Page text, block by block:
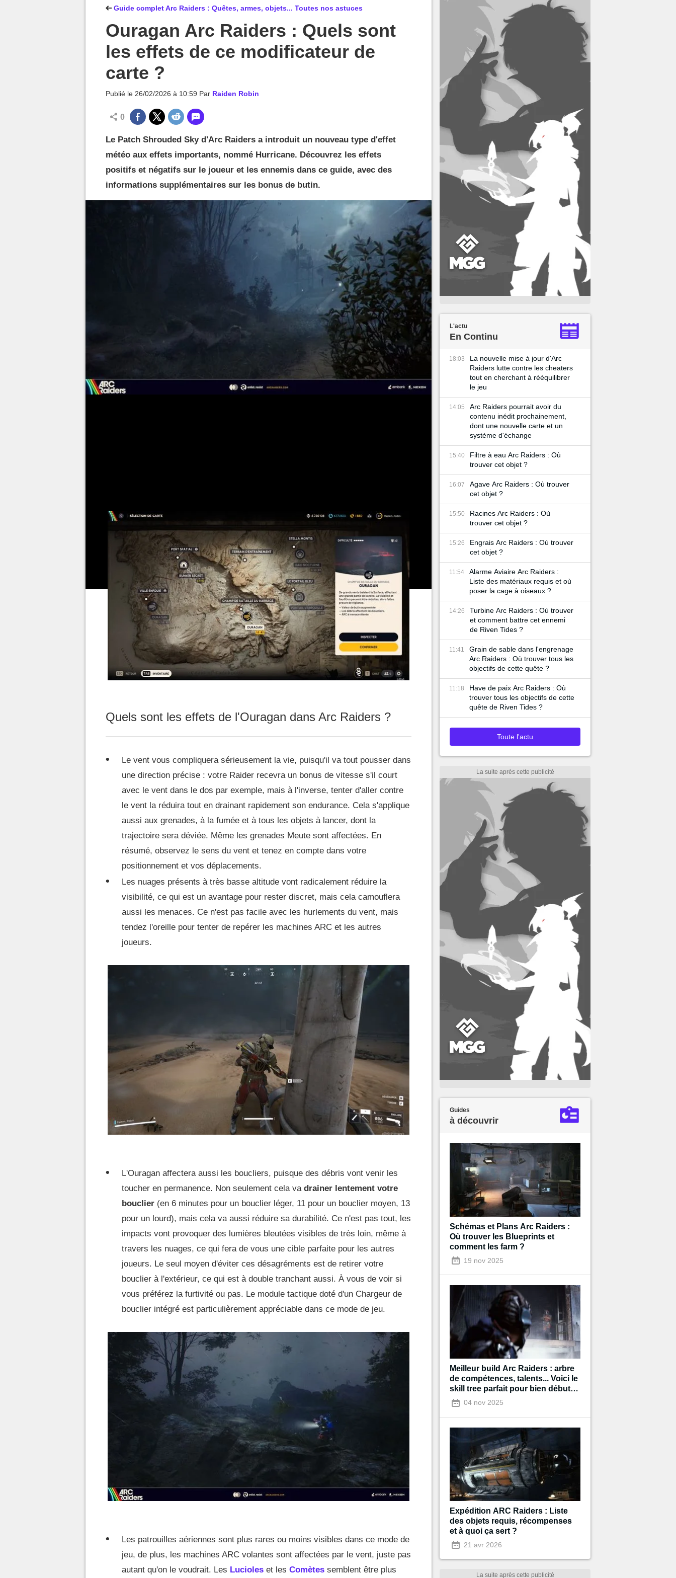
Guide complet Arc Raiders : Quêtes, armes, objets... Toutes nos astuces
Ouragan Arc Raiders : Quels sont
les effets de ce modificateur de
carte ?
Publié le 26/02/2026 à 10:59 Par Raiden Robin
0
Le Patch Shrouded Sky d'Arc Raiders a introduit un nouveau type d'effet
météo aux effets importants, nommé Hurricane. Découvrez les effets
positifs et négatifs sur le joueur et les ennemis dans ce guide, avec des
informations supplémentaires sur les bonus de butin.
Quels sont les effets de l'Ouragan dans Arc Raiders ?
Le vent vous compliquera sérieusement la vie, puisqu'il va tout pousser dans
une direction précise : votre Raider recevra un bonus de vitesse s'il court
avec le vent dans le dos par exemple, mais à l'inverse, tenter d'aller contre
le vent la réduira tout en drainant rapidement son endurance. Cela s'applique
aussi aux grenades, à la fumée et à tous les objets à lancer, dont la
trajectoire sera déviée. Même les grenades Meute sont affectées. En
résumé, observez le sens du vent et tenez en compte dans votre
positionnement et vos déplacements.
Les nuages présents à très basse altitude vont radicalement réduire la
visibilité, ce qui est un avantage pour rester discret, mais cela camouflera
aussi les menaces. Ce n'est pas facile avec les hurlements du vent, mais
tendez l'oreille pour tenter de repérer les machines ARC et les autres
joueurs.
L'Ouragan affectera aussi les boucliers, puisque des débris vont venir les
toucher en permanence. Non seulement cela va drainer lentement votre
bouclier (en 6 minutes pour un bouclier léger, 11 pour un bouclier moyen, 13
pour un lourd), mais cela va aussi réduire sa durabilité. Ce n'est pas tout, les
impacts vont provoquer des lumières bleutées visibles de très loin, même à
travers les nuages, ce qui fera de vous une cible parfaite pour les autres
joueurs. Le seul moyen d'éviter ces désagréments est de retirer votre
bouclier à l'extérieur, ce qui est à double tranchant aussi. À vous de voir si
vous préférez la furtivité ou pas. Le module tactique doté d'un Chargeur de
bouclier intégré est particulièrement appréciable dans ce mode de jeu.
Les patrouilles aériennes sont plus rares ou moins visibles dans ce mode de
jeu, de plus, les machines ARC volantes sont affectées par le vent, juste pas
autant qu'on le voudrait. Les Lucioles et les Comètes semblent être plus
L'actu
En Continu
18:03
La nouvelle mise à jour d'Arc
Raiders lutte contre les cheaters
tout en cherchant à rééquilibrer
le jeu
14:05
Arc Raiders pourrait avoir du
contenu inédit prochainement,
dont une nouvelle carte et un
système d'échange
15:40
Filtre à eau Arc Raiders : Où
trouver cet objet ?
16:07
Agave Arc Raiders : Où trouver
cet objet ?
15:50
Racines Arc Raiders : Où
trouver cet objet ?
15:26
Engrais Arc Raiders : Où trouver
cet objet ?
11:54
Alarme Aviaire Arc Raiders :
Liste des matériaux requis et où
poser la cage à oiseaux ?
14:26
Turbine Arc Raiders : Où trouver
et comment battre cet ennemi
de Riven Tides ?
11:41
Grain de sable dans l'engrenage
Arc Raiders : Où trouver tous les
objectifs de cette quête ?
11:18
Have de paix Arc Raiders : Où
trouver tous les objectifs de cette
quête de Riven Tides ?
Toute l'actu
Guides
à découvrir
Schémas et Plans Arc Raiders :
Où trouver les Blueprints et
comment les farm ?
19 nov 2025
Meilleur build Arc Raiders : arbre
de compétences, talents... Voici le
skill tree parfait pour bien débuter
!
04 nov 2025
Expédition ARC Raiders : Liste
des objets requis, récompenses
et à quoi ça sert ?
21 avr 2026